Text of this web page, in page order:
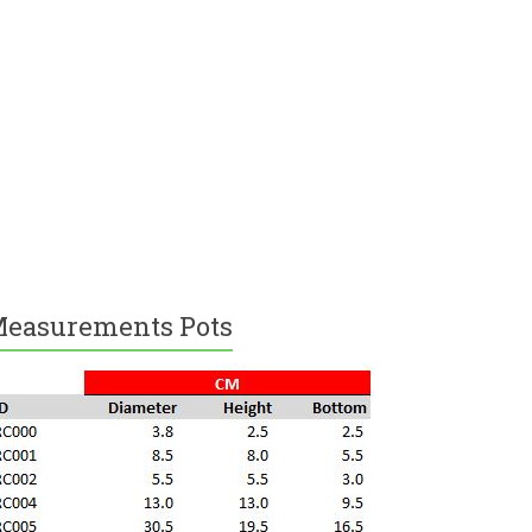
Pots